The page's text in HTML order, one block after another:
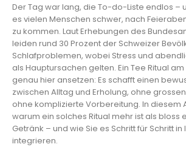
Der Tag war lang, die To-do-Liste endlos –
es vielen Menschen schwer, nach
zu kommen. Laut Erhebungen des
leiden rund 30 Prozent der Schweizer
Schlafproblemen, wobei Stress und
als Hauptursachen gelten. Ein Tee Ritual
genau hier ansetzen: Es schafft einen
zwischen Alltag und Erholung, ohne
ohne komplizierte Vorbereitung. In diesem
warum ein solches Ritual mehr ist als bloss
Getränk – und wie Sie es Schritt für Schritt in
integrieren.